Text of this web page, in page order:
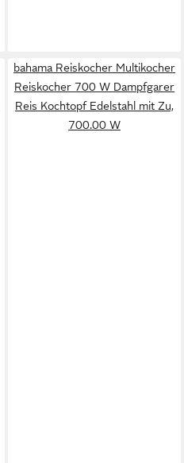
bahama Reiskocher Multikocher
Reiskocher 700 W Dampfgarer
Reis Kochtopf Edelstahl mit Zu,
700.00 W